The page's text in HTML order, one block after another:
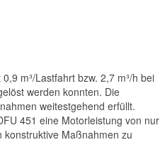
m³/Lastfahrt bzw. 2,7 m³/h bei
werden konnten. Die
weitestgehend erfüllt.
451 eine Motorleistung von nur
Maßnahmen zu